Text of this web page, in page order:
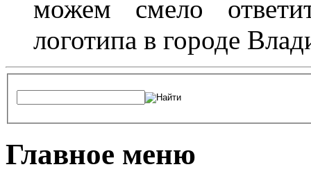
можем смело
логотипа в городе
Главное меню